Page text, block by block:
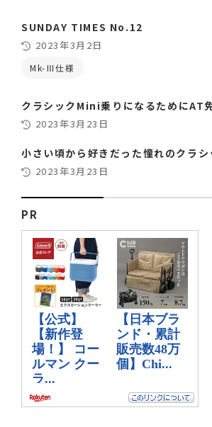
SUNDAY TIMES No.12
2023年3月2日
Mk-Ⅲ仕様
クラシックMini乗りになるためにAT
2023年3月23日
小さい頃から好きだった憧れのクラ
2023年3月23日
PR